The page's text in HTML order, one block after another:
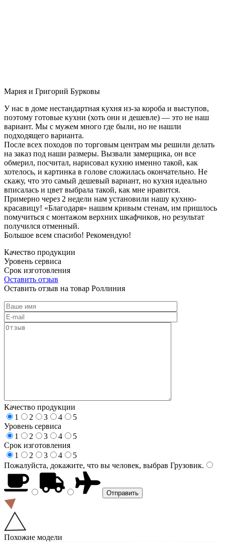
Мария и Григорий Бурковы
У нас в доме нестандартная кухня из-за короба и выступов,
поэтому готовые кухни (хоть они и дешевле) — это не наш
вариант. Мы с мужем много где были, но не нашли
подходящего варианта.
После всех походов по торговым центрам мы решили делать
на заказ под наши размеры. Вызвали замерщика, он все
обмерил, посчитал, нарисовал кухню именно такой, как
хотелось, и картинка в голове сложилась окончательно. Не
скажу, что это самый дешевый вариант, но кухня идеально
вписалась и цвет выбрала такой, как мне нравится.
Примерно через 2 недели нам установили нашу кухню-
красавицу! «Благодаря» нашим кривым стенам, им пришлось
помучиться с монтажом верхних шкафчиков, но результат
получился отменный.
Большое всем спасибо! Рекомендую!
Качество продукции
Уровень сервиса
Срок изготовления
Оставить отзыв
Оставить отзыв на товар Роллиния
Качество продукции
1
2 3 4
5
Уровень сервиса
1
2 3 4
5
Срок изготовления
1
2 3 4
5
Пожалуйста, докажите, что вы человек, выбрав Грузовик.
Похожие модели